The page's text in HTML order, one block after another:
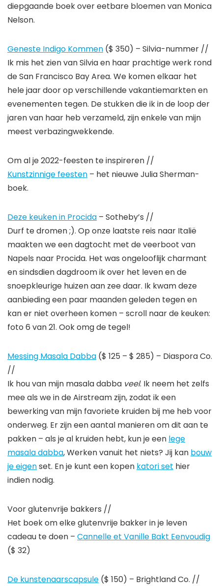
diepgaande boek over eetbare bloemen van Monica
Nelson.
Geneste Indigo Kommen ($ 350) – Silvia-nummer //
Ik mis het zien van Silvia en haar prachtige werk rond
de San Francisco Bay Area. We komen elkaar het
hele jaar door op verschillende vakantiemarkten en
evenementen tegen. De stukken die ik in de loop der
jaren van haar heb verzameld, zijn enkele van mijn
meest verbazingwekkende.
Om al je 2022-feesten te inspireren //
Kunstzinnige feesten – het nieuwe Julia Sherman-
boek.
Deze keuken in Procida – Sotheby’s //
Durf te dromen ;). Op onze laatste reis naar Italië
maakten we een dagtocht met de veerboot van
Napels naar Procida. Het was ongelooflijk charmant
en sindsdien dagdroom ik over het leven en de
snoepkleurige huizen aan zee daar. Ik kwam deze
aanbieding een paar maanden geleden tegen en
kan er niet overheen komen – scroll naar de keuken:
foto 6 van 21. Ook omg de tegel!
Messing Masala Dabba ($ 125 – $ 285) – Diaspora Co.
//
Ik hou van mijn masala dabba veel. Ik neem het zelfs
mee als we in de Airstream zijn, zodat ik een
bewerking van mijn favoriete kruiden bij me heb voor
onderweg. Er zijn een aantal manieren om dit aan te
pakken – als je al kruiden hebt, kun je een lege
masala dabba, Werken vanuit het niets? Jij kan bouw
je eigenset. En je kunt een kopen katori set hier
indien nodig.
Voor glutenvrije bakkers //
Het boek om elke glutenvrije bakker in je leven
cadeau te doen – Cannelle et Vanille Bakt Eenvoudig
($ 32)
De kunstenaarscapsule ($ 150) – Brightland Co. //